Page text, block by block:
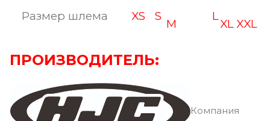
Размер шлема
XS S
M
L
XL XXL
ПРОИЗВОДИТЕЛЬ:
Компания